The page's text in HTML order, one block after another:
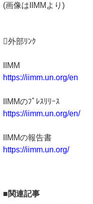
(画像はIIMMより)
外部ﾘﾝｸ
IIMM
https://iimm.un.org/en
IIMMのﾌﾟﾚｽﾘﾘｰｽ
https://iimm.un.org/en/
IIMMの報告書
https://iimm.un.org/
■関連記事